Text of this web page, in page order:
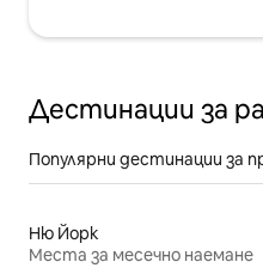
Дестинации за
Популярни дестинации за
Ню Йорк
Места за месечно наемане